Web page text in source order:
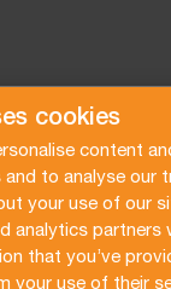
cookies
content
to analyse our
your use of our
analytics partners
that you’ve
your use of their
der Vlist
Suscribirse al